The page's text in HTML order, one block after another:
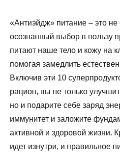
«Антиэйдж» питание – это не
осознанный выбор в пользу
питают наше тело и кожу на
помогая замедлить
Включив эти 10
рацион, вы не только
но и подарите себе заряд
иммунитет и заложите
активной и здоровой жизни.
идет изнутри, и правильное